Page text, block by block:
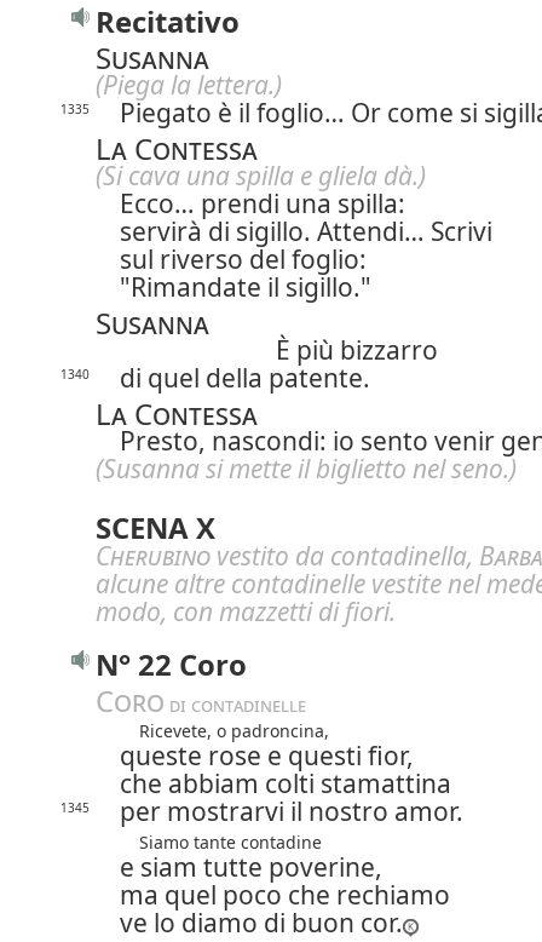
Recitativo
Susanna
(Piega la lettera.)
1335 Piegato è il foglio… Or come si
La Contessa
(Si cava una spilla e gliela dà.)
Ecco… prendi una spilla:
servirà di sigillo. Attendi… Scrivi
sul riverso del foglio:
"Rimandate il sigillo."
Susanna
È più bizzarro
1340 di quel della patente.
La Contessa
Presto, nascondi: io sento venir
(Susanna si mette il biglietto nel seno.)
SCENA X
Cherubino vestito da contadinella,
alcune altre contadinelle vestite nel
modo, con mazzetti di fiori.
N° 22 Coro
Coro di contadinelle
Ricevete, o padroncina,
queste rose e questi fior,
che abbiam colti stamattina
1345 per mostrarvi il nostro amor.
Siamo tante contadine
e siam tutte poverine,
ma quel poco che rechiamo
ve lo diamo di buon cor.